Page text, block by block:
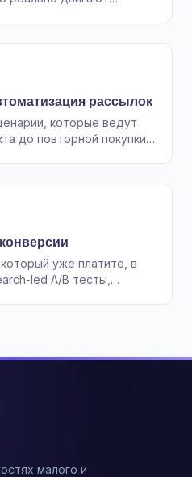
рассылок
которые ведут
до повторной покупки
уже платите, в
led A/B тесты,
малого и